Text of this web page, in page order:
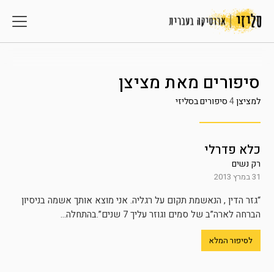
סיפורים מאת מציצן
למציצן4סיפורים בסליזי
כלא פדרלי
רק נשים
31 במרץ 2013
“גזר הדין , הנאשמת תקום על רגליה. אני מוצא אותך אשמה בניסיון
הברחה לארה”ב של סמים וגוזר עליך 7 שנים”.בהתחלה...
לסיפור המלא